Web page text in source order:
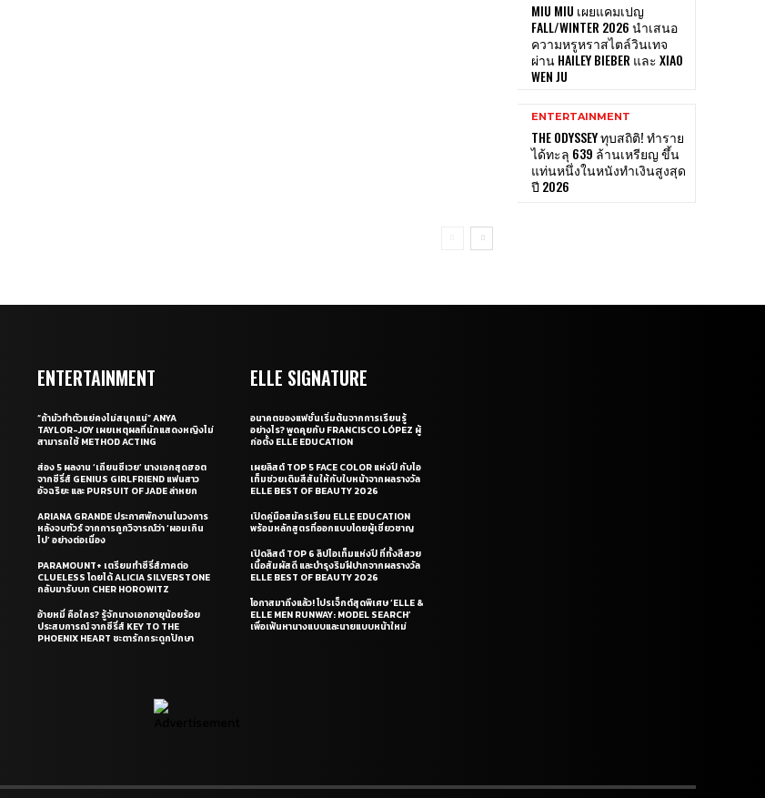
MIU MIU เผยแคมเปญ
FALL/WINTER 2026 นำเสนอ
ความหรูหราสไตล์วินเทจ
ผ่าน HAILEY BIEBER และ XIAO
WEN JU
ENTERTAINMENT
THE ODYSSEY ทุบสถิติ! ทำราย
ได้ทะลุ 639 ล้านเหรียญ ขึ้น
แท่นหนึ่งในหนังทำเงินสูงสุด
ปี 2026
ENTERTAINMENT
“ถ้ามัวทำตัวแย่คงไม่สนุกแน่” ANYA
TAYLOR-JOY เผยเหตุผลที่นักแสดงหญิงไม่
สามารถใช้ METHOD ACTING
ส่อง 5 ผลงาน ‘เถียนซีเวย’ นางเอกสุดฮอต
จากซีรี่ส์ GENIUS GIRLFRIEND แฟนสาว
อัจฉริยะ และ PURSUIT OF JADE ล่าหยก
ARIANA GRANDE ประกาศพักงานในวงการ
หลังจบทัวร์ จากการถูกวิจารณ์ว่า ‘ผอมเกิน
ไป’ อย่างต่อเนื่อง
PARAMOUNT+ เตรียมทำซีรี่ส์ภาคต่อ
CLUELESS โดยได้ ALICIA SILVERSTONE
กลับมารับบท CHER HOROWITZ
อ้ายหมี่ คือใคร? รู้จักนางเอกอายุน้อยร้อย
ประสบการณ์ จากซีรี่ส์ KEY TO THE
PHOENIX HEART ชะตารักกระดูกปักษา
ELLE SIGNATURE
อนาคตของแฟชั่นเริ่มต้นจากการเรียนรู้
อย่างไร? พูดคุยกับ FRANCISCO LÓPEZ ผู้
ก่อตั้ง ELLE EDUCATION
เผยลิสต์ TOP 5 FACE COLOR แห่งปี กับไอ
เท็มช่วยเติมสีสันให้กับใบหน้าจากผลรางวัล
ELLE BEST OF BEAUTY 2026
เปิดคู่มือสมัครเรียน ELLE EDUCATION
พร้อมหลักสูตรที่ออกแบบโดยผู้เชี่ยวชาญ
เปิดลิสต์ TOP 6 ลิปไอเท็มแห่งปี ที่ทั้งสีสวย
เนื้อสัมผัสดี และบำรุงริมฝีปากจากผลรางวัล
ELLE BEST OF BEAUTY 2026
โอกาสมาถึงแล้ว! โปรเจ็กต์สุดพิเศษ ‘ELLE &
ELLE MEN RUNWAY: MODEL SEARCH’
เพื่อเฟ้นหานางแบบและนายแบบหน้าใหม่